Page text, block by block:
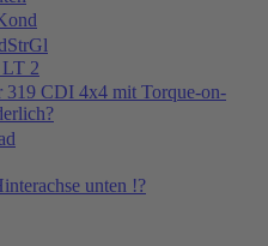
2
319 CDI 4x4 mit Torque-on-
unten !?